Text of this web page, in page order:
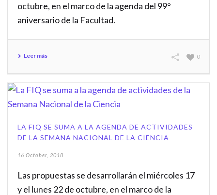
octubre, en el marco de la agenda del 99°
aniversario de la Facultad.
Leer más 0
LA FIQ SE SUMA A LA AGENDA DE ACTIVIDADES
DE LA SEMANA NACIONAL DE LA CIENCIA
16 October, 2018
Las propuestas se desarrollarán el miércoles 17
y el lunes 22 de octubre, en el marco de la